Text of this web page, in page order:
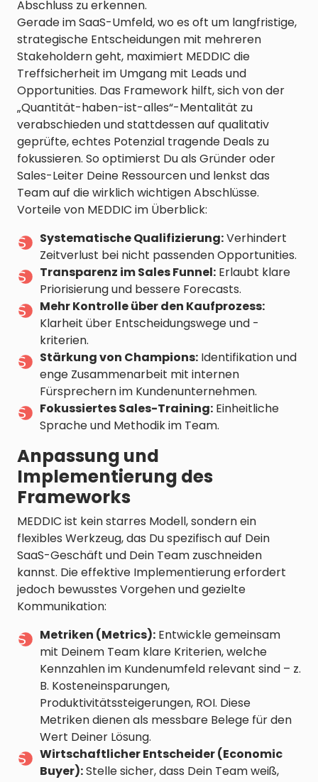
Abschluss zu erkennen.
Gerade im SaaS-Umfeld, wo es oft um langfristige,
strategische Entscheidungen mit mehreren
Stakeholdern geht, maximiert MEDDIC die
Treffsicherheit im Umgang mit Leads und
Opportunities. Das Framework hilft, sich von der
„Quantität-haben-ist-alles“-Mentalität zu
verabschieden und stattdessen auf qualitativ
geprüfte, echtes Potenzial tragende Deals zu
fokussieren. So optimierst Du als Gründer oder
Sales-Leiter Deine Ressourcen und lenkst das
Team auf die wirklich wichtigen Abschlüsse.
Vorteile von MEDDIC im Überblick:
Systematische Qualifizierung:Verhindert
Zeitverlust bei nicht passenden Opportunities.
Transparenz im Sales Funnel: Erlaubt klare
Priorisierung und bessere Forecasts.
Mehr Kontrolle über den Kaufprozess:
Klarheit über Entscheidungswege und -
kriterien.
Stärkung von Champions: Identifikation und
enge Zusammenarbeit mit internen
Fürsprechern im Kundenunternehmen.
Fokussiertes Sales-Training: Einheitliche
Sprache und Methodik im Team.
Anpassung und
Implementierung des
Frameworks
MEDDIC ist kein starres Modell, sondern ein
flexibles Werkzeug, das Du spezifisch auf Dein
SaaS-Geschäft und Dein Team zuschneiden
kannst. Die effektive Implementierung erfordert
jedoch bewusstes Vorgehen und gezielte
Kommunikation:
Metriken (Metrics): Entwickle gemeinsam
mit Deinem Team klare Kriterien, welche
Kennzahlen im Kundenumfeld relevant sind – z.
B. Kosteneinsparungen,
Produktivitätssteigerungen, ROI. Diese
Metriken dienen als messbare Belege für den
Wert Deiner Lösung.
Wirtschaftlicher Entscheider (Economic
Buyer):Stelle sicher, dass Dein Team weiß,